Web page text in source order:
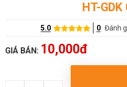
HT-GDK
5.0 0 Đánh
GIÁ BÁN: 10,000đ